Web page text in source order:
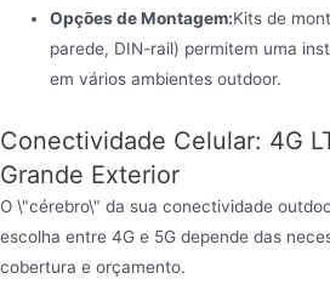
Opções de Montagem:Kits de
parede, DIN-rail) permitem uma
em vários ambientes outdoor.
Conectividade Celular: 4G
Grande Exterior
O \"cérebro\" da sua conectividade
escolha entre 4G e 5G depende das
cobertura e orçamento.